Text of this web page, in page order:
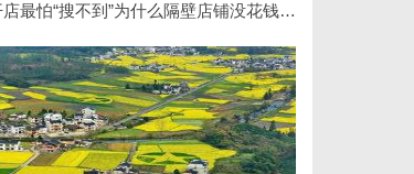
开店最怕“搜不到”为什么隔壁店铺没花钱，ai却天天给他免费派单？